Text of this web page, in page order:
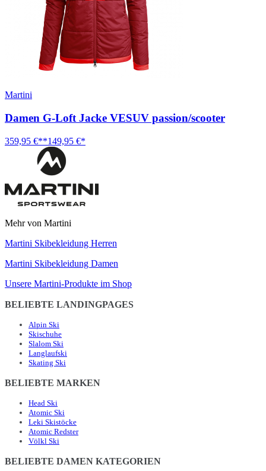
Martini
Damen G-Loft Jacke VESUV passion/scooter
359,95 €**149,95 €*
Mehr von Martini
Martini Skibekleidung Herren
Martini Skibekleidung Damen
Unsere Martini-Produkte im Shop
BELIEBTE LANDINGPAGES
Alpin Ski
Skischuhe
Slalom Ski
Langlaufski
Skating Ski
BELIEBTE MARKEN
Head Ski
Atomic Ski
Leki Skistöcke
Atomic Redster
Völkl Ski
BELIEBTE DAMEN KATEGORIEN